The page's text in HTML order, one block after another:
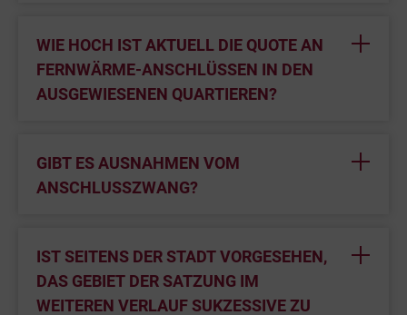
WIE HOCH IST AKTUELL DIE QUOTE AN
FERNWÄRME-ANSCHLÜSSEN IN DEN
AUSGEWIESENEN QUARTIEREN?
GIBT ES AUSNAHMEN VOM
ANSCHLUSSZWANG?
IST SEITENS DER STADT VORGESEHEN,
DAS GEBIET DER SATZUNG IM
WEITEREN VERLAUF SUKZESSIVE ZU